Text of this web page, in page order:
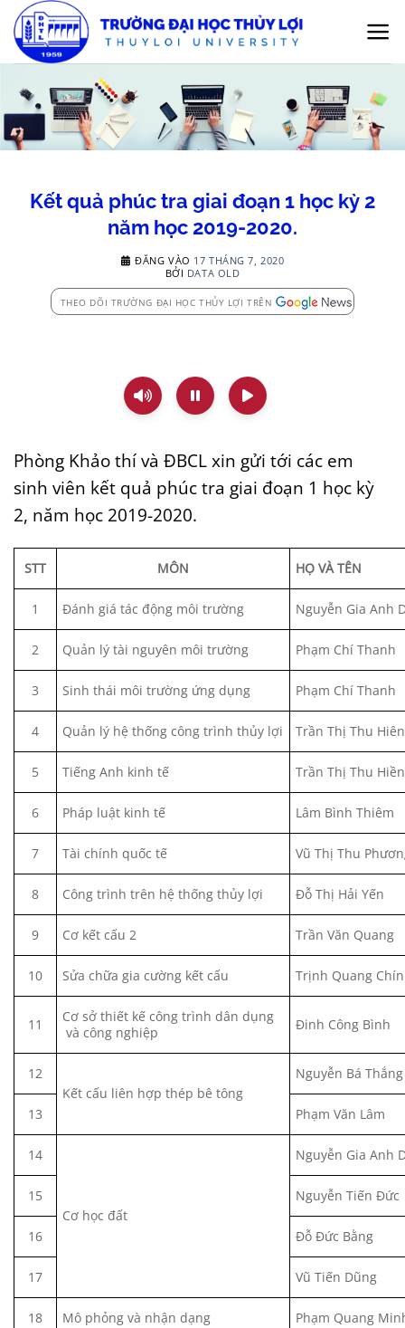
qua
nội
Kết quả phúc tra giai đoạn 1 học kỳ 2
năm học 2019-2020.
ĐĂNG VÀO 17 THÁNG 7, 2020
BỞI DATA OLD
THEO DÕI TRƯỜNG ĐẠI HỌC THỦY LỢI TRÊN
Phòng Khảo thí và ĐBCL xin gửi tới các em
sinh viên kết quả phúc tra giai đoạn 1 học kỳ
2, năm học 2019-2020.
STT MÔN HỌ VÀ TÊN
1 Đánh giá tác động môi trường Nguyễn Gia Anh
2 Quản lý tài nguyên môi trường Phạm Chí Thanh
3 Sinh thái môi trường ứng dụng Phạm Chí Thanh
4 Quản lý hệ thống công trình thủy lợi Trần Thị Thu Hiên
5 Tiếng Anh kinh tế Trần Thị Thu Hiền
6 Pháp luật kinh tế Lâm Bình Thiêm
7 Tài chính quốc tế Vũ Thị Thu
8 Công trình trên hệ thống thủy lợi Đỗ Thị Hải Yến
9 Cơ kết cấu 2 Trần Văn Quang
10 Sửa chữa gia cường kết cấu Trịnh Quang
11
Cơ sở thiết kế công trình dân dụng
và công nghiệp
Đinh Công Bình
12
Kết cấu liên hợp thép bê tông
Nguyễn Bá Thắng
13 Phạm Văn Lâm
14
Cơ học đất
Nguyễn Gia Anh
15 Nguyễn Tiến Đức
16 Đỗ Đức Bằng
17 Vũ Tiến Dũng
18 Mô phỏng và nhận dạng Phạm Quang